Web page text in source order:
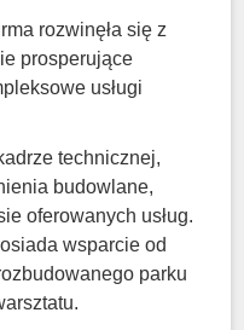
rozwinęła się z
prosperujące
usługi
technicznej,
budowlane,
oferowanych usług.
wsparcie od
parku